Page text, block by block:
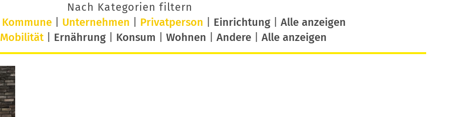
Nach Kategorien filtern
Kommune| Unternehmen Privatperson Einrichtung| Alle anzeigen
Mobilität Ernährung Konsum Wohnen Andere Alle anzeigen